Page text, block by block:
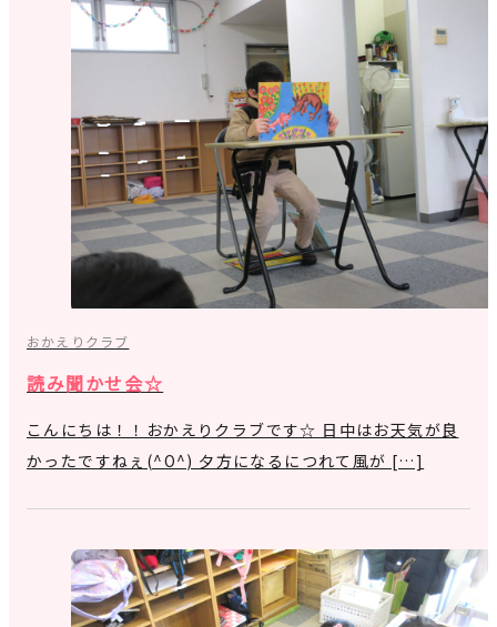
おかえりクラブ
読み聞かせ会☆
こんにちは！！おかえりクラブです☆ 日中はお天気が良
かったですねぇ(^O^) 夕方になるにつれて風が […]